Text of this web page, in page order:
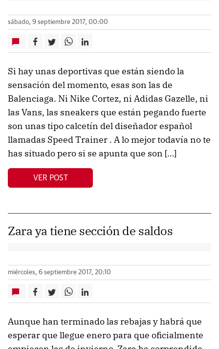
sábado, 9 septiembre 2017, 00:00
Si hay unas deportivas que están siendo la
sensación del momento, esas son las de
Balenciaga. Ni Nike Cortez, ni Adidas Gazelle, ni
las Vans, las sneakers que están pegando fuerte
son unas tipo calcetín del diseñador español
llamadas Speed Trainer . A lo mejor todavía no te
has situado pero si se apunta que son […]
VER POST
Zara ya tiene sección de saldos
miércoles, 6 septiembre 2017, 20:10
Aunque han terminado las rebajas y habrá que
esperar que llegue enero para que oficialmente